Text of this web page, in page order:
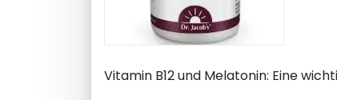
Vitamin B12 und Melatonin: Eine